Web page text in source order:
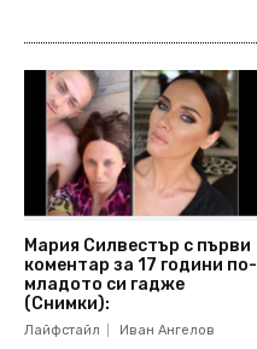
Мария Силвестър с първи
коментар за 17 години по-
младото си гадже
(Снимки):
Лайфстайл Иван Ангелов